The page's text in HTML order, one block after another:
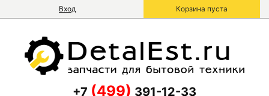
Вход Корзина пуста
+7 (499) 391-12-33